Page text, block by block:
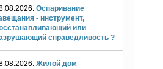
Оспаривание
- инструмент,
или
справедливость ?
Жилой дом